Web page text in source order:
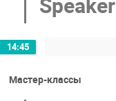
14:45
Мастер-классы